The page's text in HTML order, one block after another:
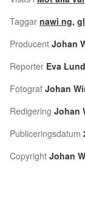
Taggar nawi ng,
Producent Johan
Reporter Eva
Fotograf Johan
Redigering Johan
Publiceringsdatum
Copyright Johan